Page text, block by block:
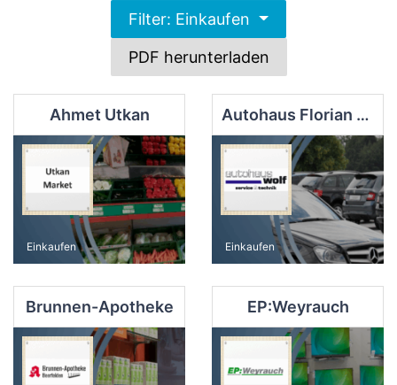
Filter: Einkaufen
PDF herunterladen
Ahmet Utkan
Einkaufen
Autohaus Florian Wolf
Einkaufen
Brunnen-Apotheke EP:Weyrauch